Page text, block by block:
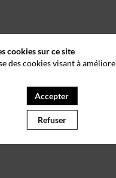
cookies sur ce site
des cookies visant à
Accepter
Refuser